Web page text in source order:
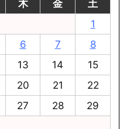
木 金
土
1
6 7
8
13 14
15
20 21
22
27 28
29